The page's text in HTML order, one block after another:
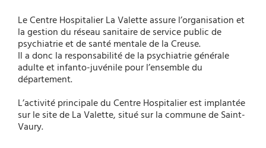
Le Centre Hospitalier La Valette assure l’organisation et
la gestion du réseau sanitaire de service public de
psychiatrie et de santé mentale de la Creuse.
Il a donc la responsabilité de la psychiatrie générale
adulte et infanto-juvénile pour l’ensemble du
département.
L’activité principale du Centre Hospitalier est implantée
sur le site de La Valette, situé sur la commune de Saint-
Vaury.